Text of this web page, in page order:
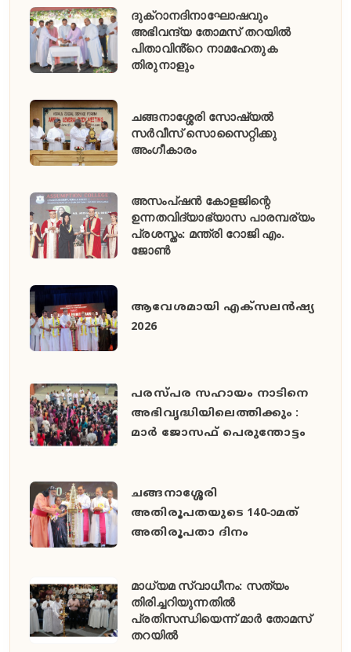
ദുക്റാനദിനാഘോഷവും
അഭിവന്ദ്യ തോമസ് തറയിൽ
പിതാവിൻ്റെ നാമഹേതുക
തിരുനാളും
ചങ്ങനാശ്ശേരി സോഷ്യൽ
സർവീസ് സൊസൈറ്റിക്കു
അംഗീകാരം
അസംപ്ഷൻ കോളജിന്റെ
ഉന്നതവിദ്യാഭ്യാസ പാരമ്പര്യം
പ്രശസ്തം: മന്ത്രി റോജി എം.
ജോൺ
ആവേശമായി എക്സലൻഷ്യ
2026
പരസ്പര സഹായം നാടിനെ
അഭിവൃദ്ധിയിലെത്തിക്കും :
മാർ ജോസഫ് പെരുന്തോട്ടം
ചങ്ങനാശ്ശേരി
അതിരൂപതയുടെ 140-ാമത്
അതിരൂപതാ ദിനം
മാധ്യമ സ്വാധീനം: സത്യം
തിരിച്ചറിയുന്നതിൽ
പ്രതിസന്ധിയെന്ന് മാർ തോമസ്
തറയിൽ